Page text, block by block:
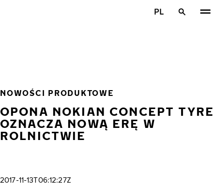
PL
NOWOŚCI PRODUKTOWE
OPONA NOKIAN CONCEPT TYRE
OZNACZA NOWĄ ERĘ W
ROLNICTWIE
2017-11-13T06:12:27Z